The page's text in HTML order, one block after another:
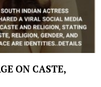
ON CASTE,